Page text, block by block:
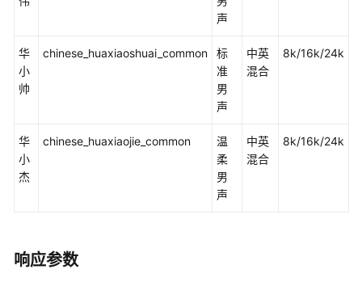
考
声
华
小
帅
chinese_huaxiaoshuai_common
标
准
男
声
中英
混合
8k/16k/24k
华
小
杰
chinese_huaxiaojie_common
温
柔
男
声
中英
混合
8k/16k/24k
响应参数